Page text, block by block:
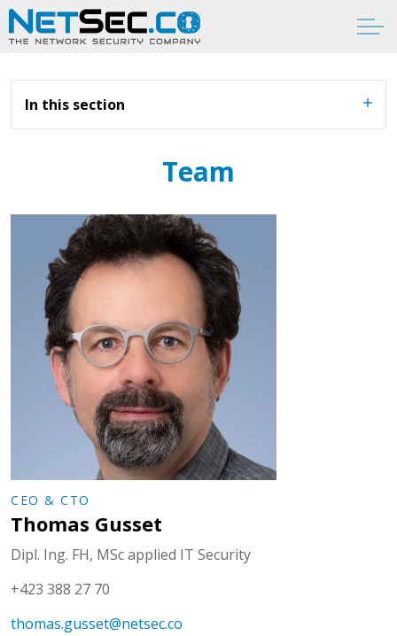
In this section
Team
CEO & CTO
Thomas Gusset
Dipl. Ing. FH, MSc applied IT Security
+423 388 27 70
thomas.gusset@netsec.co